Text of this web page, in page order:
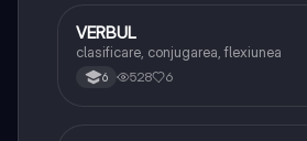
Limba și literatura română
VERBUL
clasificare, conjugarea, flexiunea
6 528 6